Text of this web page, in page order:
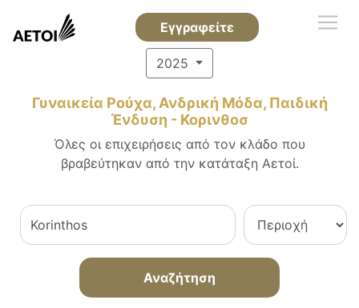
Εγγραφείτε
2025
Γυναικεία Ρούχα, Ανδρική Μόδα, Παιδική
Ένδυση - Κορινθοσ
Όλες οι επιχειρήσεις από τον κλάδο που
βραβεύτηκαν από την κατάταξη Αετοί.
Αναζήτηση